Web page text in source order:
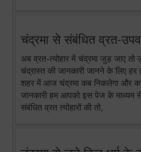
चंद्रमा से संबंधित व्रत-
अब व्रत-त्योहार में चंद्रमा जुड़ जाए तो
चंद्रास्त की जानकारी जानने के लिए
शहर में आज चंद्रमा कब निकलेगा और
जानकारी हम आपको इस पेज के माध्यम
संबंधित व्रत त्योहारों की तो,